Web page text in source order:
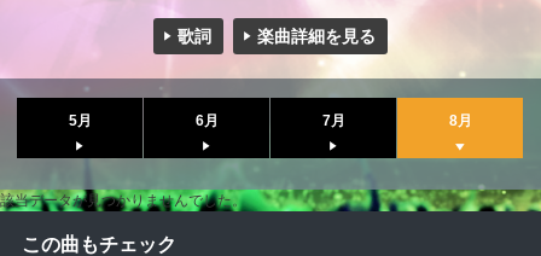
歌詞 楽曲詳細を見る
5月 6月 7月 8月
該当データが見つかりませんでした。
この曲もチェック